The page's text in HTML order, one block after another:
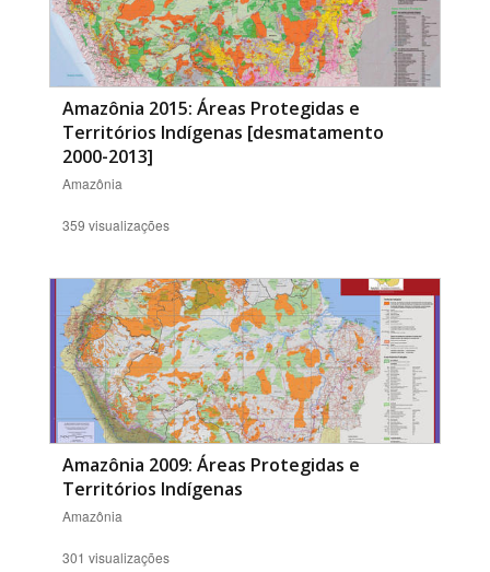
Amazônia 2015: Áreas Protegidas e
Territórios Indígenas [desmatamento
2000-2013]
Amazônia
359 visualizações
Amazônia 2009: Áreas Protegidas e
Territórios Indígenas
Amazônia
301 visualizações